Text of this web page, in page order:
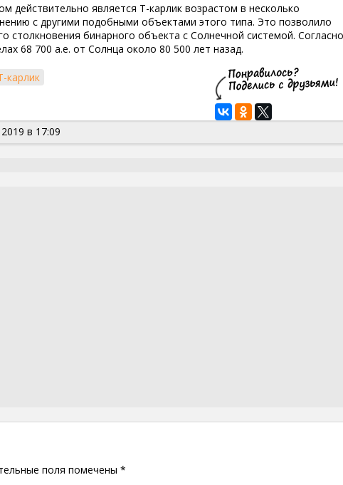
действительно является T-карлик возрастом в несколько
с другими подобными объектами этого типа. Это позволило
столкновения бинарного объекта с Солнечной системой. Согласно
68 700 а.е. от Солнца около 80 500 лет назад.
карлик
в 17:09
поля помечены *